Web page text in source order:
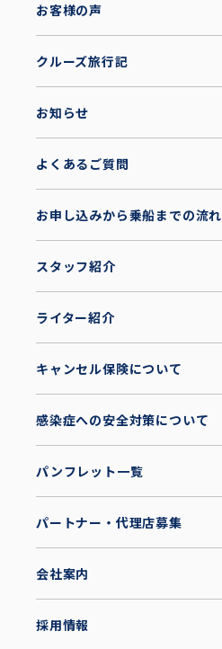
お客様の声
クルーズ旅行記
お知らせ
よくあるご質問
お申し込みから乗船までの流れ
スタッフ紹介
ライター紹介
キャンセル保険について
感染症への安全対策について
パンフレット一覧
パートナー・代理店募集
会社案内
採用情報